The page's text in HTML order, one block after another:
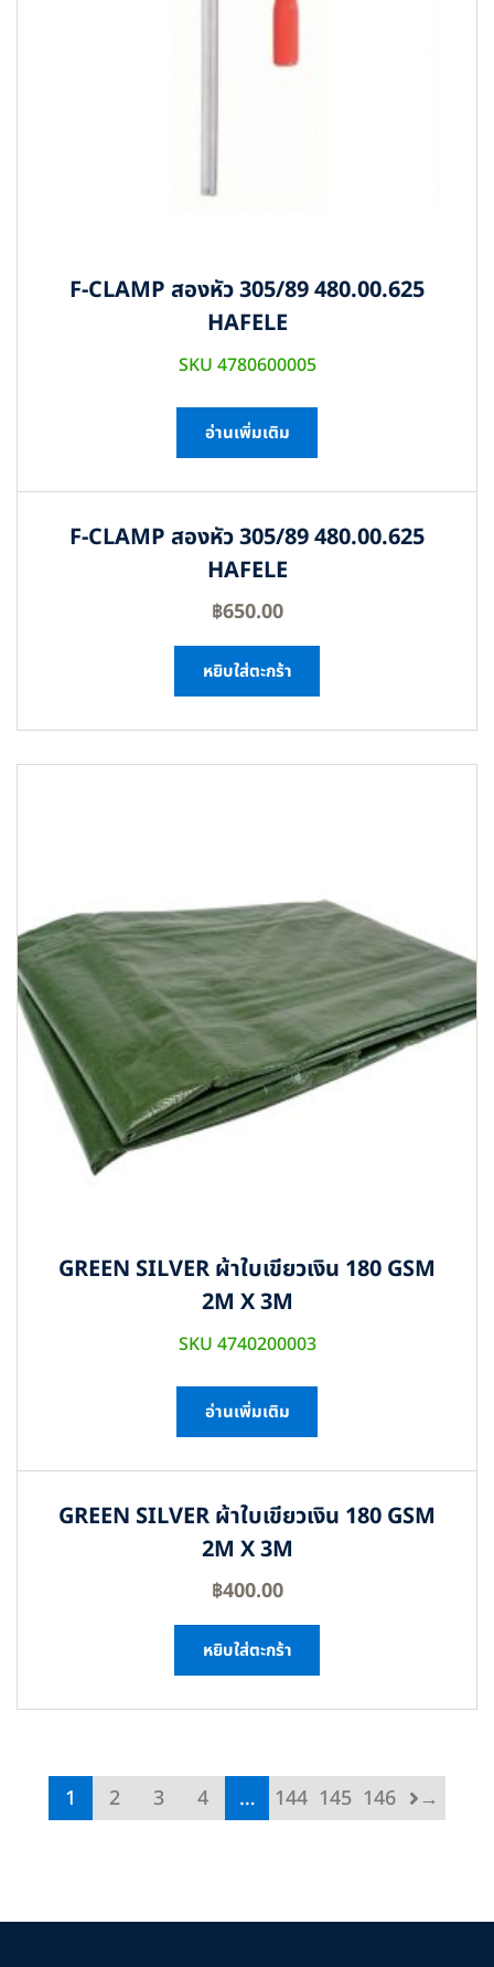
F-CLAMP สองหัว 305/89 480.00.625
HAFELE
SKU 4780600005
อ่านเพิ่มเติม
F-CLAMP สองหัว 305/89 480.00.625
HAFELE
฿650.00
หยิบใส่ตะกร้า
GREEN SILVER ผ้าใบเขียวเงิน 180 GSM
2M X 3M
SKU 4740200003
อ่านเพิ่มเติม
GREEN SILVER ผ้าใบเขียวเงิน 180 GSM
2M X 3M
฿400.00
หยิบใส่ตะกร้า
1 2 3 4 … 144 145 146 →